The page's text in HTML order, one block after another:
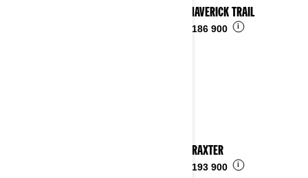
2025 MAVERICK TRAIL
kr 186 900 i
2025 TRAXTER
kr 193 900 i